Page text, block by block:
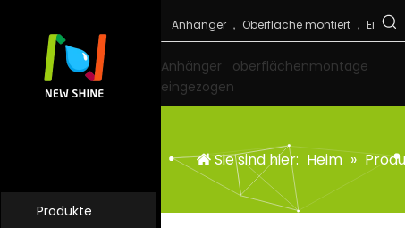
Anhänger
oberflächenmontage
eingezogen
Produkte
Sie sind hier: Heim »